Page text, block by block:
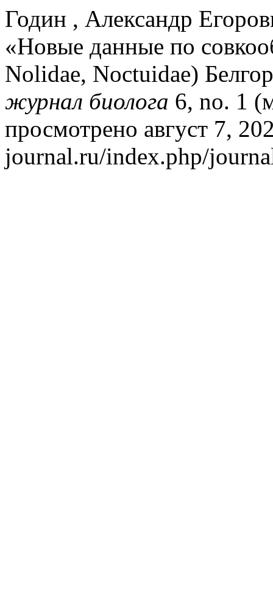
Годин , Александр
«Новые данные по
Nolidae, Noctuidae)
журнал биолога 6, no. 1
просмотрено август 7,
journal.ru/index.php/